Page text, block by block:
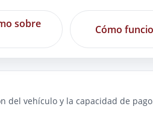
sobre
Cómo
del vehículo y la capacidad de